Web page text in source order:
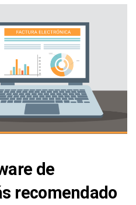
de
recomendado